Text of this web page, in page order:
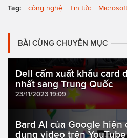
Tag: công nghệ Tin tức Microsoft
BÀI CÙNG CHUYÊN MỤC
Dell cấm xuất khẩu card
nhất sang Trung Quốc
23/11/2023 19:09
Bard AI của Google hiện
dung video trên YouTube